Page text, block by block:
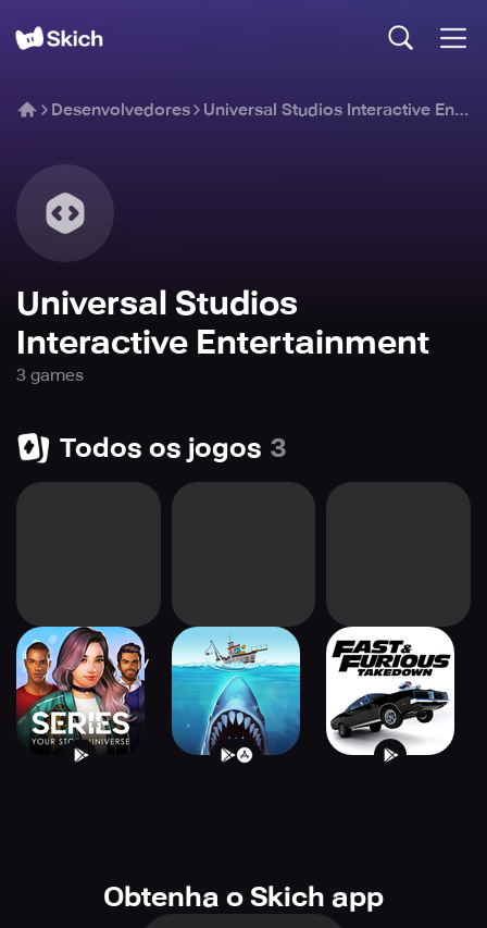
Desenvolvedores Universal Studios Interactive Entertainment
Universal Studios
Interactive Entertainment
3 games
Todos os jogos 3
Series: Your Story
Universe
JAWS.io
Fast & Furious
Takedown
Obtenha o Skich app